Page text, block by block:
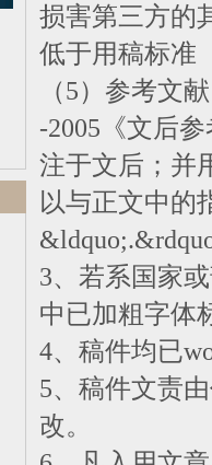
损害第三方的
低于用稿标准
（5）参考文
-2005《文后
注于文后；并
以与正文中的
3、若系国家
中已加粗字体
4、稿件均已
5、稿件文责
改。